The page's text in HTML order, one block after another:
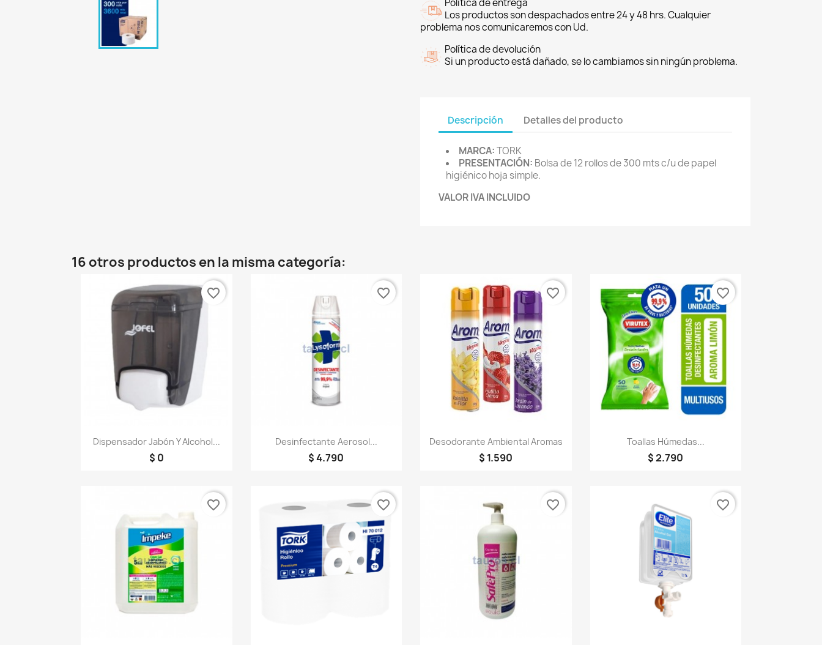
Política de entrega
Los productos son despachados entre 24 y 48 hrs. Cualquier
problema nos comunicaremos con Ud.
Política de devolución
Si un producto está dañado, se lo cambiamos sin ningún problema.
Descripción Detalles del producto
MARCA:TORK
PRESENTACIÓN: Bolsa de 12 rollos de 300 mts c/u de papel
higiénico hoja simple.
VALOR IVA INCLUIDO
16 otros productos en la misma categoría:
Vista rápida
Dispensador Jabón Y Alcohol...
$ 0
favorite_border
Vista rápida
Desinfectante Aerosol...
$ 4.790
favorite_border
Vista rápida
Desodorante Ambiental Aromas
$ 1.590
favorite_border
Vista rápida
Toallas Húmedas...
$ 2.790
favorite_border
favorite_border favorite_border favorite_border favorite_border